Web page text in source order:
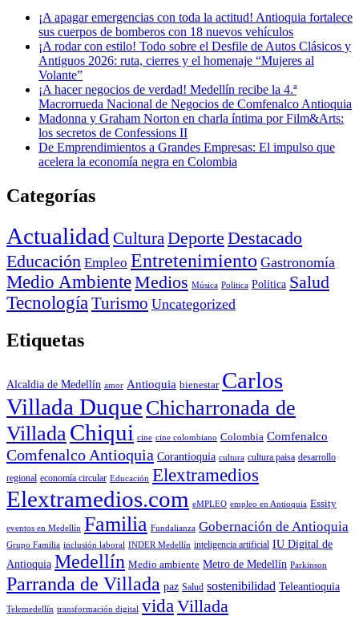
¡A apagar emergencias con toda la actitud! Antioquia fortalece
sus cuerpos de bomberos con 18 nuevos vehículos
¡A rodar con estilo! Todo sobre el Desfile de Autos Clásicos y
Antiguos 2026: ruta, cierres y el homenaje “Mujeres al
Volante”
¡A hacer negocios de verdad! Medellín recibe la 4.ª
Macrorrueda Nacional de Negocios de Comfenalco Antioquia
Madonna y Graham Norton en charla íntima por Film&Arts:
los secretos de Confessions II
De Emprendimientos a Grandes Empresas: El impulso que
acelera la economía negra en Colombia
Categorías
Actualidad Cultura Deporte Destacado
Educación Empleo Entretenimiento Gastronomía
Medio AmbienteMedios Música Politica Política Salud
Tecnología Turismo Uncategorized
Etiquetas
Alcaldia de Medellín amor Antioquia bienestar Carlos
Villada Duque Chicharronada de
Villada Chiqui cine cine colombiano Colombia Comfenalco
Comfenalco Antioquia Corantioquia cultura cultura paisa desarrollo
regional economía circular Educación Elextramedios
Elextramedios.com eMPLEO empleo en Antioquia Essity
eventos en Medellín Familia Fundalianza Gobernación de Antioquia
Grupo Familia inclusión laboral INDER Medellín inteligencia artificial IU Digital de
Antioquia Medellín Medio ambiente Metro de Medellín Parkinson
Parranda de Villada paz Salud sostenibilidad Teleantioquia
Telemedellín transformación digital vida Villada